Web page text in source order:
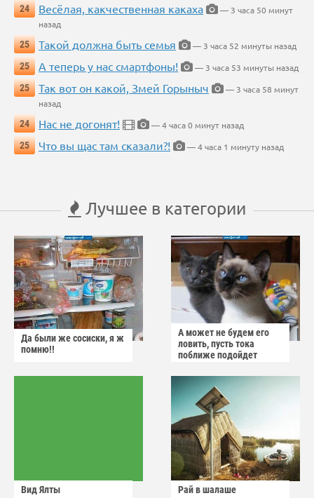
24
Весёлая, какчественная какаха
— 3 часа 50 минут
назад
25
Такой должна быть семья
— 3 часа 52 минуты назад
25
А теперь у нас смартфоны!
— 3 часа 53 минуты назад
25
Так вот он какой, Змей Горыныч
— 3 часа 58 минут
назад
24
Нас не догонят!
— 4 часа 0 минут назад
25
Что вы щас там сказали?! — 4 часа 1 минуту назад
Лучшее в категории
Да были же сосиски, я ж
помню!!
А может не будем его
ловить, пусть тока
поближе подойдет
Вид Ялты Рай в шалаше